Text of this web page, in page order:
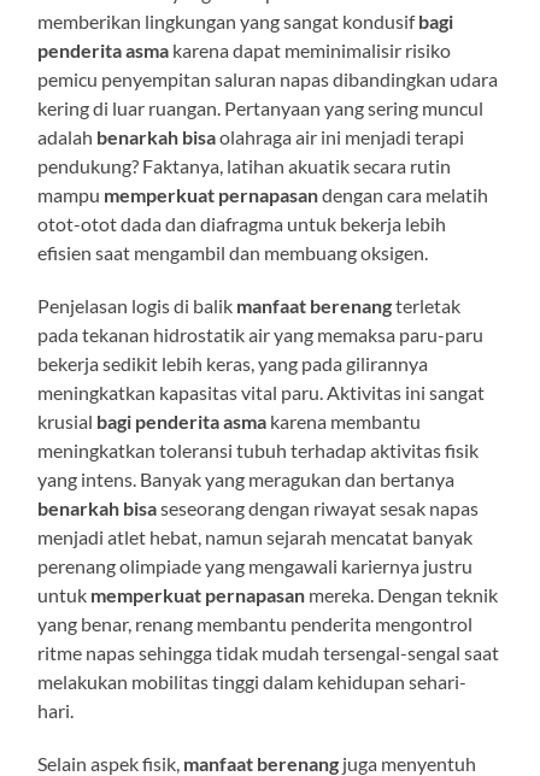
memberikan lingkungan yang sangat kondusifbagi
penderita asma karena dapat meminimalisir risiko
pemicu penyempitan saluran napas dibandingkan udara
kering di luar ruangan. Pertanyaan yang sering muncul
adalah benarkah bisaolahraga air ini menjadi terapi
pendukung? Faktanya, latihan akuatik secara rutin
mampu memperkuat pernapasandengan cara melatih
otot-otot dada dan diafragma untuk bekerja lebih
efisien saat mengambil dan membuang oksigen.
Penjelasan logis di balik manfaat berenangterletak
pada tekanan hidrostatik air yang memaksa paru-paru
bekerja sedikit lebih keras, yang pada gilirannya
meningkatkan kapasitas vital paru. Aktivitas ini sangat
krusial bagi penderita asma karena membantu
meningkatkan toleransi tubuh terhadap aktivitas fisik
yang intens. Banyak yang meragukan dan bertanya
benarkah bisaseseorang dengan riwayat sesak napas
menjadi atlet hebat, namun sejarah mencatat banyak
perenang olimpiade yang mengawali kariernya justru
untuk memperkuat pernapasan mereka. Dengan teknik
yang benar, renang membantu penderita mengontrol
ritme napas sehingga tidak mudah tersengal-sengal saat
melakukan mobilitas tinggi dalam kehidupan sehari-
hari.
Selain aspek fisik, manfaat berenang juga menyentuh